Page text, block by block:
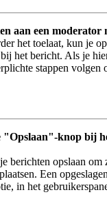
aan een moderator
het toelaat, kun je
het bericht. Als je
stappen volgen
knop bij
berichten opslaan om
Een
in het